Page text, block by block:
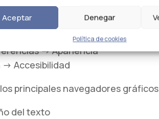
Aceptar Denegar
Política de cookies
-> Apariencia
> Accesibilidad
principales navegadores
del texto